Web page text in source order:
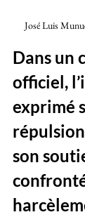
José Luis
Dans un
officiel,
exprimé
son